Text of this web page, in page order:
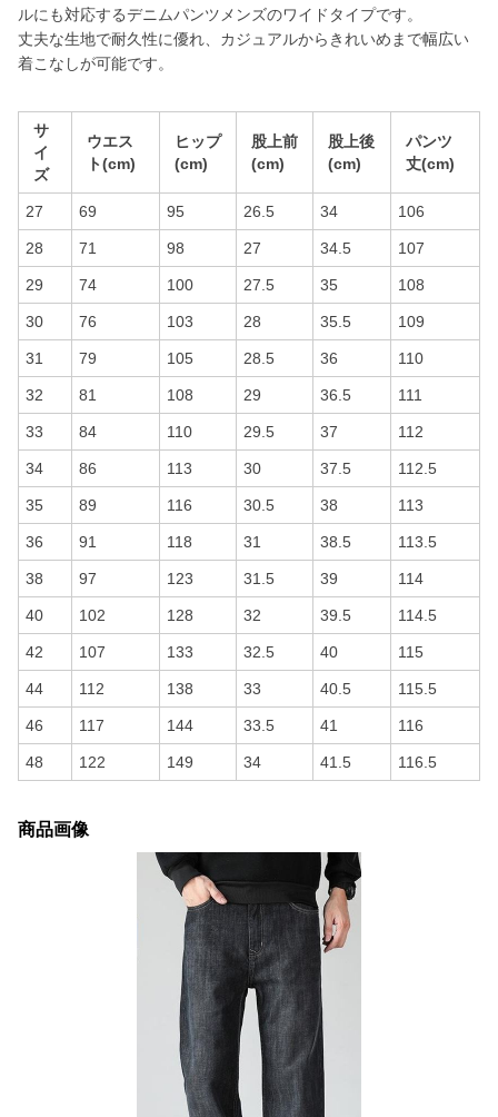
ルにも対応するデニムパンツメンズのワイドタイプです。
丈夫な生地で耐久性に優れ、カジュアルからきれいめまで幅広い
着こなしが可能です。
サ
イ
ズ
ウエス
ト(cm)
ヒップ
(cm)
股上前
(cm)
股上後
(cm)
パンツ
丈(cm)
27 69 95 26.5 34 106
28 71 98 27 34.5 107
29 74 100 27.5 35 108
30 76 103 28 35.5 109
31 79 105 28.5 36 110
32 81 108 29 36.5 111
33 84 110 29.5 37 112
34 86 113 30 37.5 112.5
35 89 116 30.5 38 113
36 91 118 31 38.5 113.5
38 97 123 31.5 39 114
40 102 128 32 39.5 114.5
42 107 133 32.5 40 115
44 112 138 33 40.5 115.5
46 117 144 33.5 41 116
48 122 149 34 41.5 116.5
商品画像